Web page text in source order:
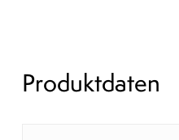
Produktdaten